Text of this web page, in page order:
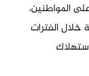
المواطنين،
خلال الفترات